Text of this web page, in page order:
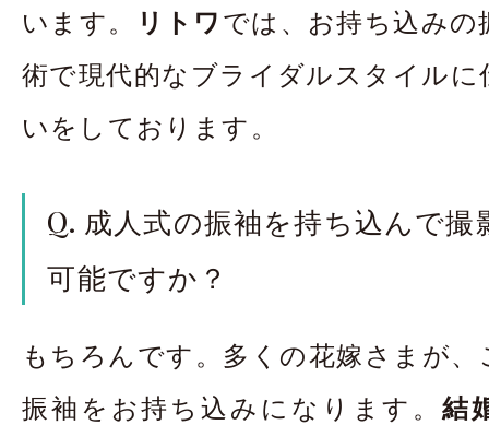
います。
リトワでは、お持ち込み
術で現代的なブライダルスタイルに
いをしております。
Q. 成人式の振袖を持ち込んで
可能ですか？
もちろんです。多くの花嫁さまが
振袖をお持ち込みになります。結